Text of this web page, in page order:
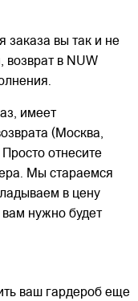
заказа вы так и не
в NUW
имеет
(Москва,
отнесите
Мы стараемся
в цену
вам нужно будет
ваш гардероб еще